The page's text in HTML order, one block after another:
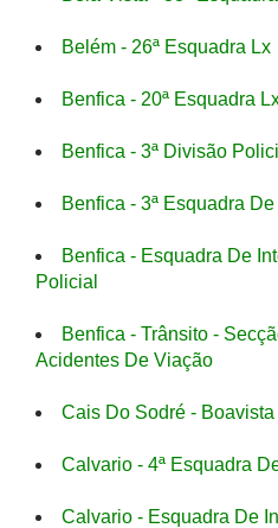
Belém - 26ª Esquadra Lx
Benfica - 20ª Esquadra
Benfica - 3ª Divisão
Benfica - 3ª Esquadra
Benfica - Esquadra De
Policial
Benfica - Trânsito -
Acidentes De Viação
Cais Do Sodré - Boavista
Calvario - 4ª Esquadra
Calvario - Esquadra De